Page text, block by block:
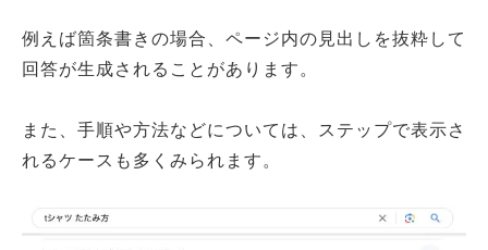
例えば箇条書きの場合、ページ内の見出しを抜粋して
回答が生成されることがあります。
また、手順や方法などについては、ステップで表示さ
れるケースも多くみられます。